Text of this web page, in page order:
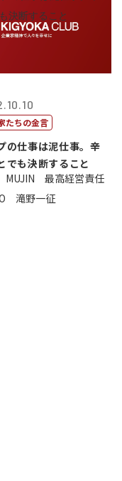
たちの金言
の仕事は泥仕事。辛
でも決断すること
MUJIN 最高経営責任
滝野一征